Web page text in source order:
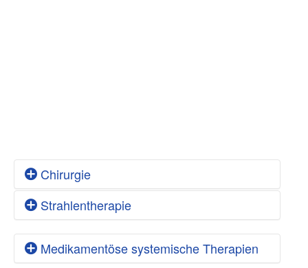
Chirurgie
Lokales Therapieverfahren
Die Operation
(Resektion)
Strahlentherapie
Lokales Therapieverfahren
Medikamentöse systemische Therapien